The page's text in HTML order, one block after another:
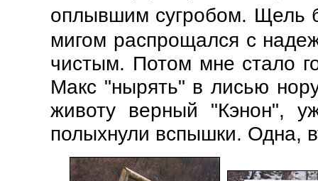
оплывшим сугробом. Щель
мигом распрощался с
чистым. Потом мне стало
Макс "нырять" в лисью
животу верный "Кэнон",
полыхнули вспышки. Одна,